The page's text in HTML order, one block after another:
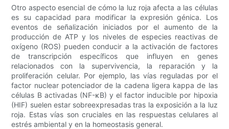
Otro aspecto esencial de cómo la luz roja afecta a las células
es su capacidad para modificar la expresión génica. Los
eventos de señalización iniciados por el aumento de la
producción de ATP y los niveles de especies reactivas de
oxígeno (ROS) pueden conducir a la activación de factores
de transcripción específicos que influyen en genes
relacionados con la supervivencia, la reparación y la
proliferación celular. Por ejemplo, las vías reguladas por el
factor nuclear potenciador de la cadena ligera kappa de las
células B activadas (NF-κB) y el factor inducible por hipoxia
(HIF) suelen estar sobreexpresadas tras la exposición a la luz
roja. Estas vías son cruciales en las respuestas celulares al
estrés ambiental y en la homeostasis general.